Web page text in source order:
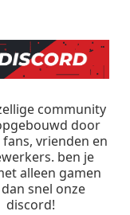
community
door
vrienden en
ben je
alleen gamen
snel onze
discord!